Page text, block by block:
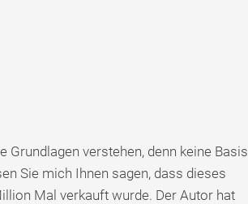
Grundlagen verstehen, denn keine Basis
Sie mich Ihnen sagen, dass dieses
Mal verkauft wurde. Der Autor hat